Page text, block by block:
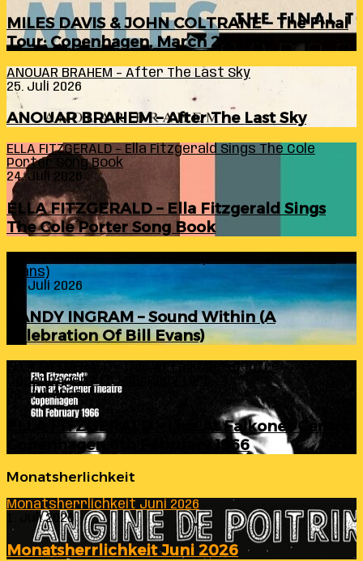
MILES DAVIS & JOHN COLTRANE – The Final
Tour: Copenhagen, March 24, 1960
ANOUAR BRAHEM – After The Last Sky
25. Juli 2026
ANOUAR BRAHEM – After The Last Sky
ELLA FITZGERALD – Ella Fitzgerald Sings The Cole
Porter Song Book
24. Juli 2026
ELLA FITZGERALD – Ella Fitzgerald Sings
The Cole Porter Song Book
Evans)
24. Juli 2026
RANDY INGRAM – Sound Within (A
Celebration Of Bill Evans)
ELLA FITZGERALD – Live At Falkoner Centre
Copenhagen 6th February 1966
23. Juli 2026
ELLA FITZGERALD – Live At Falkoner Centre
Copenhagen 6th February 1966
Monatsherlichkeit
Monatsherrlichkeit Juni 2026
1. Juli 2026
Monatsherrlichkeit Juni 2026